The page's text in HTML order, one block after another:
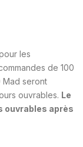
les
de 100
Mad seront
ouvrables. Le
ouvrables après